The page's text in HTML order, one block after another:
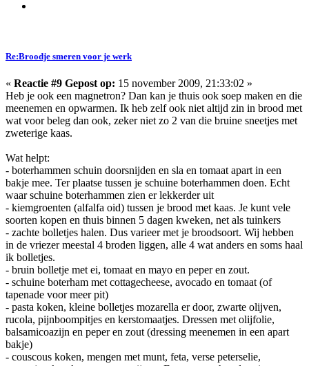
Re:Broodje smeren voor je werk
« Reactie #9 Gepost op: 15 november 2009, 21:33:02 »
Heb je ook een magnetron? Dan kan je thuis ook soep maken en die
meenemen en opwarmen. Ik heb zelf ook niet altijd zin in brood met
wat voor beleg dan ook, zeker niet zo 2 van die bruine sneetjes met
zweterige kaas.
Wat helpt:
- boterhammen schuin doorsnijden en sla en tomaat apart in een
bakje mee. Ter plaatse tussen je schuine boterhammen doen. Echt
waar schuine boterhammen zien er lekkerder uit
- kiemgroenten (alfalfa oid) tussen je brood met kaas. Je kunt vele
soorten kopen en thuis binnen 5 dagen kweken, net als tuinkers
- zachte bolletjes halen. Dus varieer met je broodsoort. Wij hebben
in de vriezer meestal 4 broden liggen, alle 4 wat anders en soms haal
ik bolletjes.
- bruin bolletje met ei, tomaat en mayo en peper en zout.
- schuine boterham met cottagecheese, avocado en tomaat (of
tapenade voor meer pit)
- pasta koken, kleine bolletjes mozarella er door, zwarte olijven,
rucola, pijnboompitjes en kerstomaatjes. Dressen met olijfolie,
balsamicoazijn en peper en zout (dressing meenemen in een apart
bakje)
- couscous koken, mengen met munt, feta, verse peterselie,